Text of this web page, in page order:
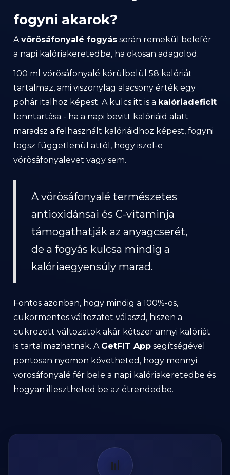
fogyni akarok?
A vörösáfonyalé fogyás során remekül belefér
a napi kalóriakeretedbe, ha okosan adagolod.
100 ml vörösáfonyalé körülbelül 58 kalóriát
tartalmaz, ami viszonylag alacsony érték egy
pohár italhoz képest. A kulcs itt is a kalóriadeficit
fenntartása - ha a napi bevitt kalóriáid alatt
maradsz a felhasznált kalóriáidhoz képest, fogyni
fogsz függetlenül attól, hogy iszol-e
vörösáfonyalevet vagy sem.
A vörösáfonyalé természetes
antioxidánsai és C-vitaminja
támogathatják az anyagcserét,
de a fogyás kulcsa mindig a
kalóriaegyensúly marad.
Fontos azonban, hogy mindig a 100%-os,
cukormentes változatot válaszd, hiszen a
cukrozott változatok akár kétszer annyi kalóriát
is tartalmazhatnak. A GetFIT App segítségével
pontosan nyomon követheted, hogy mennyi
vörösáfonyalé fér bele a napi kalóriakeretedbe és
hogyan illesztheted be az étrendedbe.
📊